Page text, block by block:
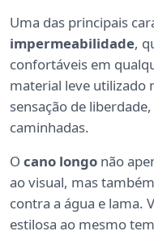
Uma das principais
impermeabilidade,
confortáveis em
material leve utilizado
sensação de
caminhadas.
O cano longo não
ao visual, mas
contra a água e lama.
estilosa ao mesmo